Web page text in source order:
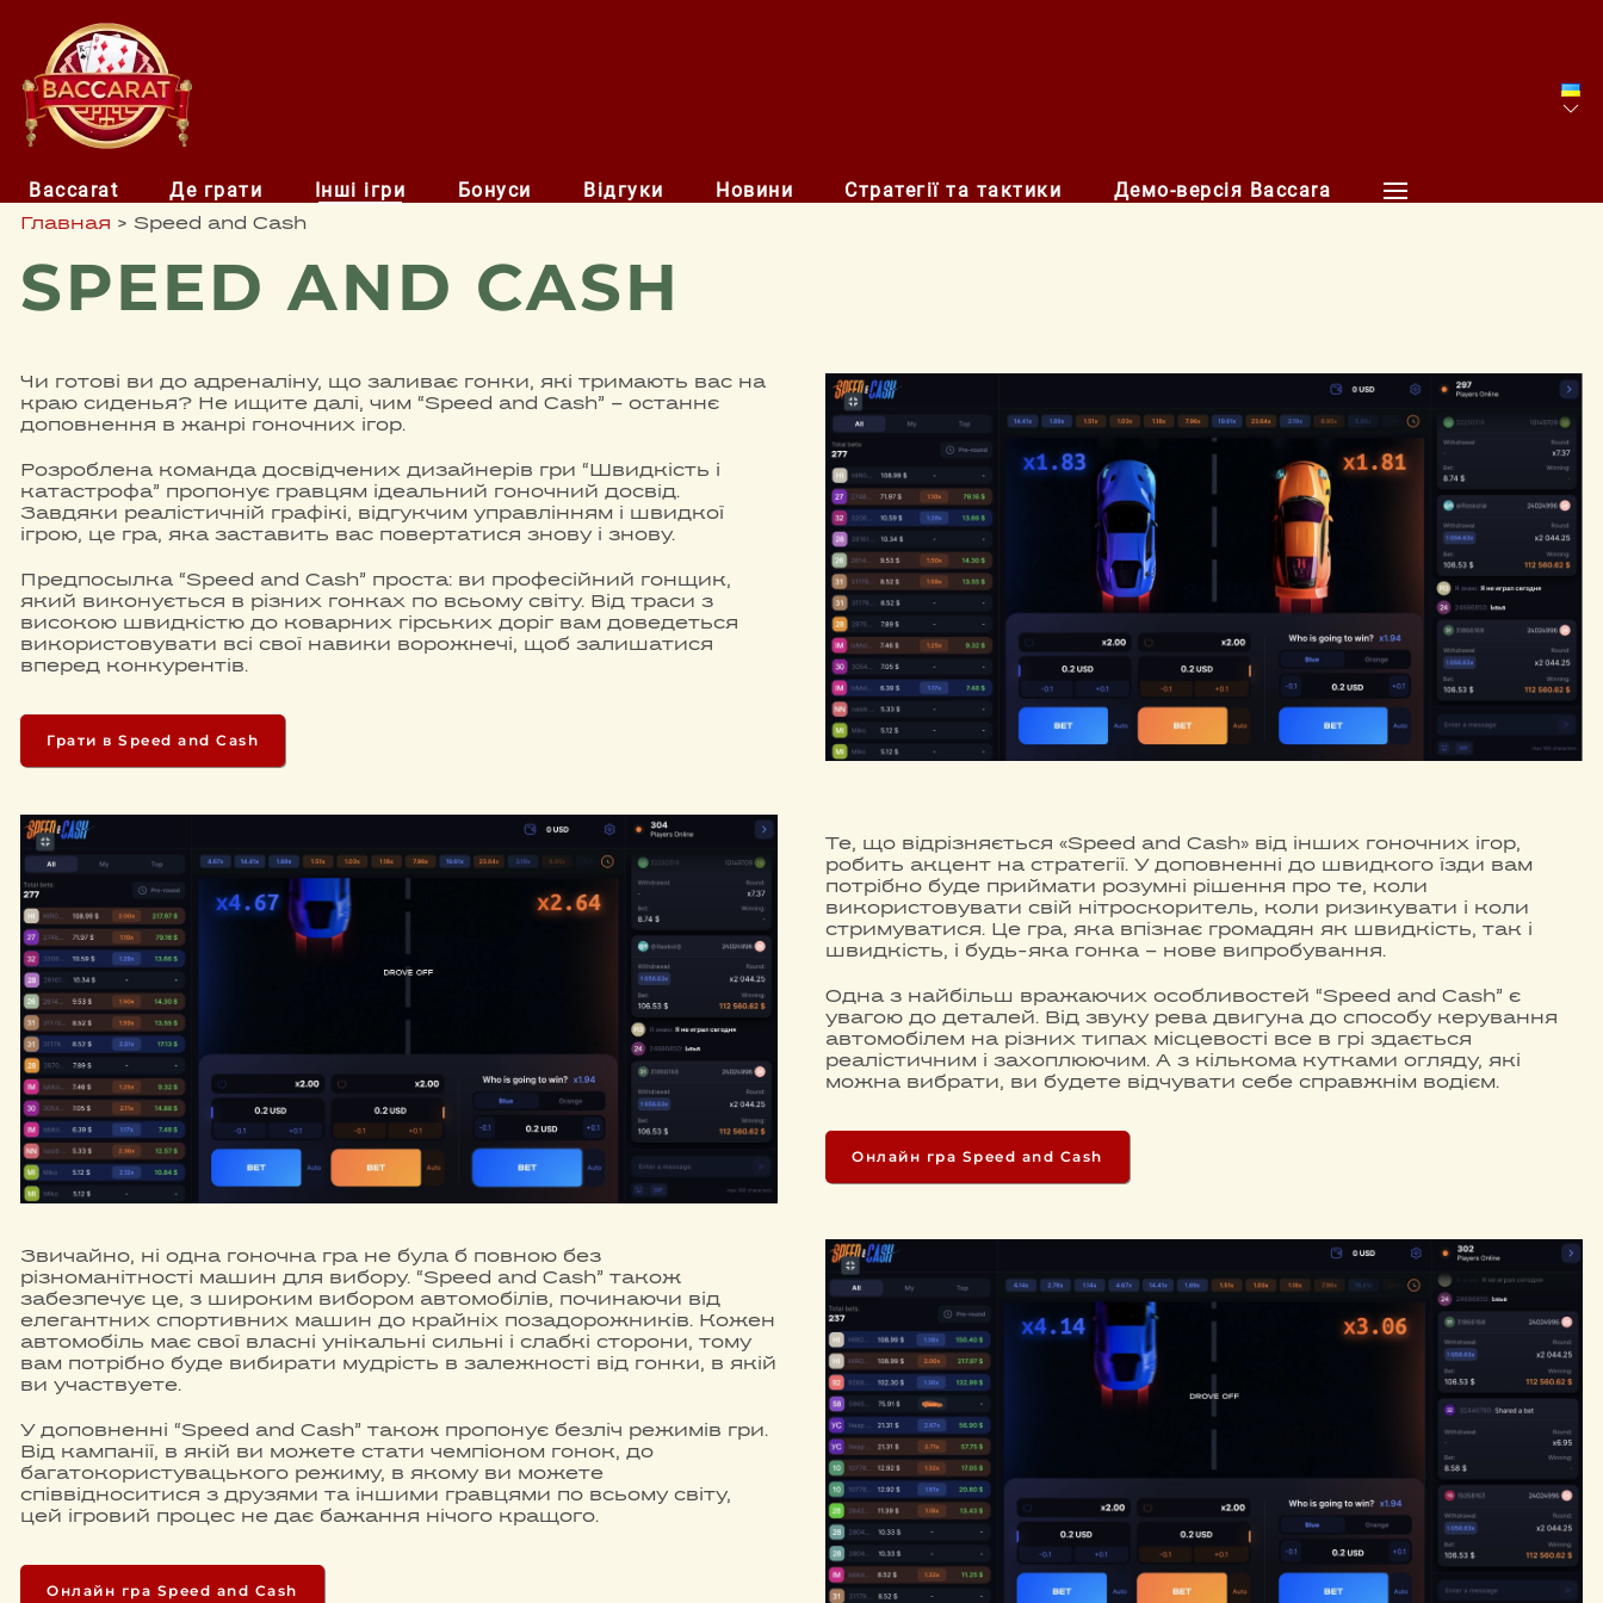
Baccarat Де грати Інші ігри Бонуси Відгуки Новини Стратегії та тактики Демо-версія Baccara
Главная > Speed and Cash
SPEED AND CASH
Чи готові ви до адреналіну, що заливає гонки, які тримають вас на
краю сиденья? Не ищите далі, чим “Speed and Cash” – останнє
доповнення в жанрі гоночних ігор.
Розроблена команда досвідчених дизайнерів гри “Швидкість і
катастрофа” пропонує гравцям ідеальний гоночний досвід.
Завдяки реалістичній графікі, відгукчим управлінням і швидкої
ігрою, це гра, яка заставить вас повертатися знову і знову.
Предпосылка “Speed and Cash” проста: ви професійний гонщик,
який виконується в різних гонках по всьому світу. Від траси з
високою швидкістю до коварних гірських доріг вам доведеться
використовувати всі свої навики ворожнечі, щоб залишатися
вперед конкурентів.
Грати в Speed and Cash
Те, що відрізняється «Speed and Cash» від інших гоночних ігор,
робить акцент на стратегії. У доповненні до швидкого їзди вам
потрібно буде приймати розумні рішення про те, коли
використовувати свій нітроскоритель, коли ризикувати і коли
стримуватися. Це гра, яка впізнає громадян як швидкість, так і
швидкість, і будь-яка гонка – нове випробування.
Одна з найбільш вражаючих особливостей “Speed and Cash” є
увагою до деталей. Від звуку рева двигуна до способу керування
автомобілем на різних типах місцевості все в грі здається
реалістичним і захоплюючим. А з кількома кутками огляду, які
можна вибрати, ви будете відчувати себе справжнім водієм.
Онлайн гра Speed and Cash
Звичайно, ні одна гоночна гра не була б повною без
різноманітності машин для вибору. “Speed and Cash” також
забезпечує це, з широким вибором автомобілів, починаючи від
елегантних спортивних машин до крайніх позадорожників. Кожен
автомобіль має свої власні унікальні сильні і слабкі сторони, тому
вам потрібно буде вибирати мудрість в залежності від гонки, в якій
ви участвуете.
У доповненні “Speed and Cash” також пропонує безліч режимів гри.
Від кампанії, в якій ви можете стати чемпіоном гонок, до
багатокористувацького режиму, в якому ви можете
співвідноситися з друзями та іншими гравцями по всьому світу,
цей ігровий процес не дає бажання нічого кращого.
Онлайн гра Speed and Cash